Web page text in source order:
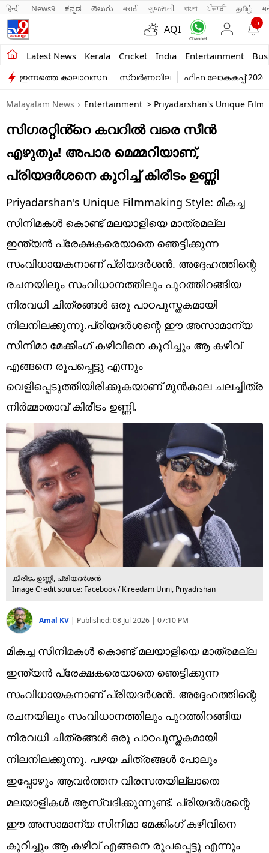
हिन्दी News9 ಕನ್ನಡ తెలుగు मराठी ગુજરાતી বাংলা ਪੰਜਾਬੀ தமிழ்
AQI
5
Latest News Kerala Cricket India Entertainment
Kerala
India
Entertainment
Business
Education
Lifestyle
world
Technology
Religion
Web Story
Short Videos
ഇന്നത്തെ കാലാവസ്ഥ സ്വർണവില ഫിഫ ലോകകപ്പ് 2026
Malayalam News Entertainment > Priyadarshan's Unique
സിഗരറ്റിൻ്റെ കവറില്‍ വരെ സീന്‍
എഴുതും! അപാര മെമ്മറിയാണ്,
പ്രിയദര്‍ശനെ കുറിച്ച് കിരീടം ഉണ്ണി
Priyadarshan's Unique Filmmaking Style: മികച്ച
സിനിമകള്‍ കൊണ്ട് മലയാളിയെ മാത്രമല്ല
ഇന്ത്യന്‍ പ്രേക്ഷകരെയാതെ ഞെട്ടിക്കുന്ന
സംവിധായകനാണ് പ്രിയദര്‍ശന്‍. അദ്ദേഹത്തിന്റെ
രചനയിലും സംവിധാനത്തിലും പുറത്തിറങ്ങിയ
നിരവധി ചിത്രങ്ങള്‍ ഒരു പാഠപുസ്തകമായി
നിലനിലക്കുന്നു.പ്രിയദര്‍ശന്റെ ഈ അസാമാന്യ
സിനിമാ മേക്കിംഗ് കഴിവിനെ കുറിച്ചും ആ കഴിവ്
എങ്ങനെ രൂപപ്പെട്ടു എന്നും
വെളിപ്പെടുത്തിയിരിക്കുകയാണ് മുന്‍കാല ചലച്ചിത്ര
നിര്‍മ്മാതാവ് കിരീടം ഉണ്ണി.
കിരീടം ഉണ്ണി, പ്രിയദര്‍ശന്‍
Image Credit source: Facebook / Kireedam Unni, Priyadrshan
Amal KV | Published:08 Jul 2026 | 07:10 PM
മികച്ച സിനിമകള്‍ കൊണ്ട് മലയാളിയെ മാത്രമല്ല
ഇന്ത്യന്‍ പ്രേക്ഷകരെയാതെ ഞെട്ടിക്കുന്ന
സംവിധായകനാണ് പ്രിയദര്‍ശന്‍. അദ്ദേഹത്തിന്റെ
രചനയിലും സംവിധാനത്തിലും പുറത്തിറങ്ങിയ
നിരവധി ചിത്രങ്ങള്‍ ഒരു പാഠപുസ്തകമായി
നിലനിലക്കുന്നു. പഴയ ചിത്രങ്ങള്‍ പോലും
ഇപ്പോഴും ആവര്‍ത്തന വിരസതയില്ലാതെ
മലയാളികള്‍ ആസ്വദിക്കുന്നുണ്ട്. പ്രിയദര്‍ശന്റെ
ഈ അസാമാന്യ സിനിമാ മേക്കിംഗ് കഴിവിനെ
കുറിച്ചും ആ കഴിവ് എങ്ങനെ രൂപപ്പെട്ടു എന്നും